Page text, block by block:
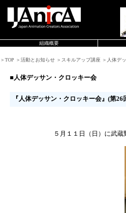
組織概要
＞TOP ＞活動とお知らせ ＞スキルアップ講座 ＞人体デ
■人体デッサン・クロッキー会
『人体デッサン・クロッキー会』(第
５月１１日（日）に武